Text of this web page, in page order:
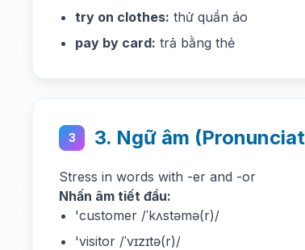
try on clothes: thử quần áo
pay by card: trả bằng thẻ
3 3. Ngữ âm
Stress in words with -er and -or
Nhấn âm tiết đầu:
'customer /ˈkʌstəmə(r)/
'visitor /ˈvɪzɪtə(r)/